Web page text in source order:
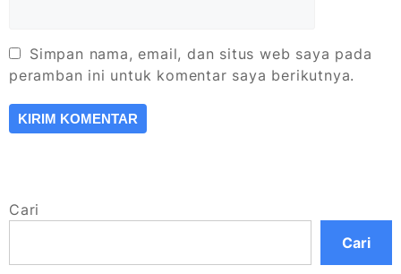
Simpan nama, email, dan situs web saya pada
peramban ini untuk komentar saya berikutnya.
Cari
Cari